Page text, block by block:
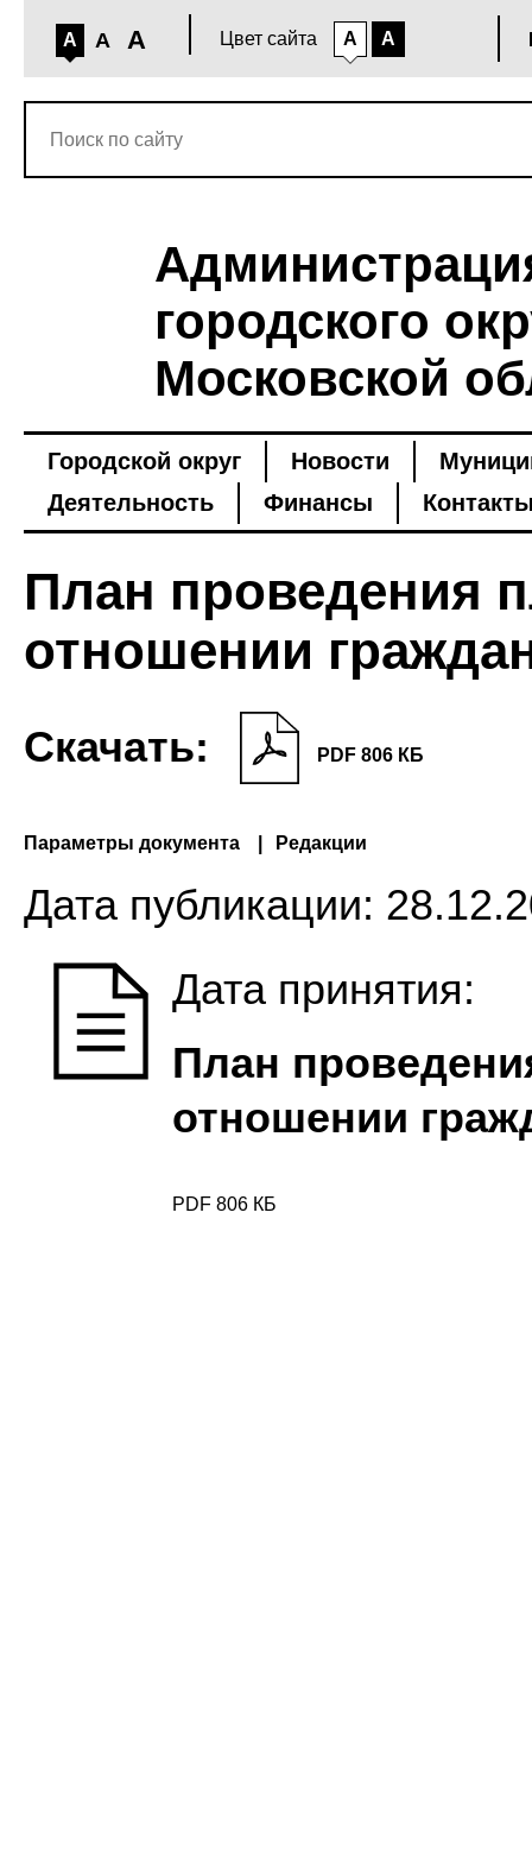
A A A Цвет сайта A A
городского
Московской
Городской округ Новости
Деятельность
Финансы
План проведения
отношении
Скачать: PDF 806 КБ
Параметры документа Редакции
Дата публикации:
Дата принятия:
План
отношении
PDF 806 КБ